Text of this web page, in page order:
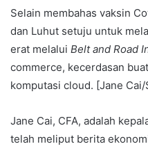
Selain membahas vaksin
dan Luhut setuju untuk
erat melalui Belt and Road
commerce, kecerdasan
komputasi cloud. [Jane
Jane Cai, CFA, adalah
telah meliput berita